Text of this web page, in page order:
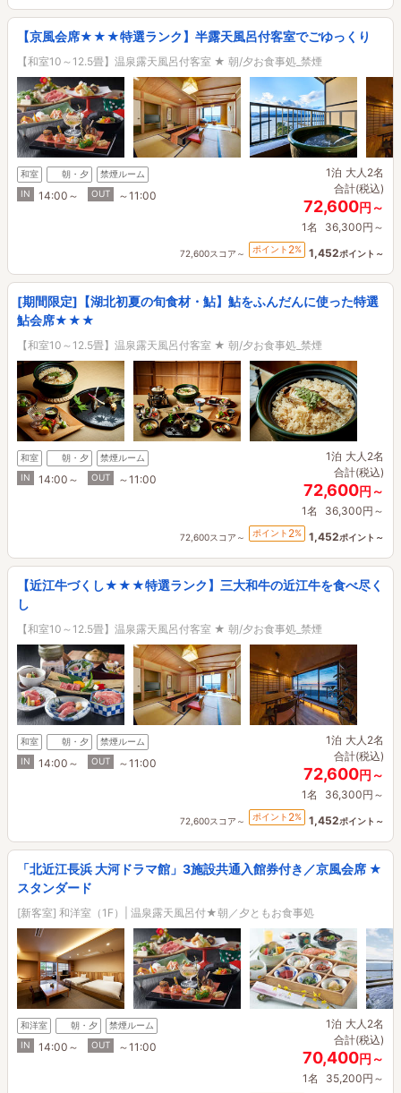
【京風会席★★★特選ランク】半露天風呂付客室でごゆっくり
【和室10～12.5畳】温泉露天風呂付客室 ★ 朝/夕お食事処_禁煙
和室 朝・夕
禁煙ルーム
IN
14:00～ OUT ～11:00
1泊 大人2名
合計(税込)
72,600円～
1名 36,300円～
72,600スコア～ ポイント 2% 1,452ポイント～
[期間限定]【湖北初夏の旬食材・鮎】鮎をふんだんに使った特選
鮎会席★★★
【和室10～12.5畳】温泉露天風呂付客室 ★ 朝/夕お食事処_禁煙
和室 朝・夕
禁煙ルーム
IN
14:00～ OUT ～11:00
1泊 大人2名
合計(税込)
72,600円～
1名 36,300円～
72,600スコア～ ポイント 2% 1,452ポイント～
【近江牛づくし★★★特選ランク】三大和牛の近江牛を食べ尽く
し
【和室10～12.5畳】温泉露天風呂付客室 ★ 朝/夕お食事処_禁煙
和室 朝・夕
禁煙ルーム
IN
14:00～ OUT ～11:00
1泊 大人2名
合計(税込)
72,600円～
1名 36,300円～
72,600スコア～ ポイント 2% 1,452ポイント～
「北近江長浜 大河ドラマ館」3施設共通入館券付き／京風会席 ★
スタンダード
[新客室] 和洋室（1F）| 温泉露天風呂付★朝／夕ともお食事処
和洋室 朝・夕
禁煙ルーム
IN
14:00～ OUT ～11:00
1泊 大人2名
合計(税込)
70,400円～
1名 35,200円～